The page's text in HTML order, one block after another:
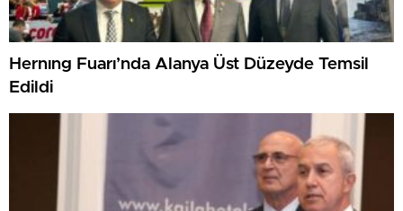
Hernıng Fuarı’nda Alanya Üst Düzeyde Temsil
Edildi